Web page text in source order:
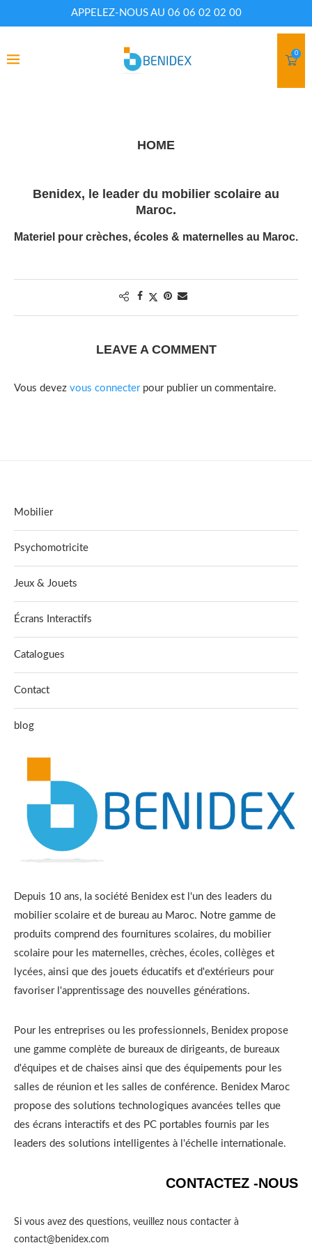
APPELEZ-NOUS AU 06 06 02 02 00
0
HOME
Benidex, le leader du mobilier scolaire au
Maroc.
Materiel pour crèches, écoles & maternelles au Maroc.
LEAVE A COMMENT
Vous devez vous connecterpour publier un commentaire.
Mobilier
Psychomotricite
Jeux & Jouets
Écrans Interactifs
Catalogues
Contact
blog
Depuis 10 ans, la société Benidex est l'un des leaders du
mobilier scolaire et de bureau au Maroc. Notre gamme de
produits comprend des fournitures scolaires, du mobilier
scolaire pour les maternelles, crèches, écoles, collèges et
lycées, ainsi que des jouets éducatifs et d'extérieurs pour
favoriser l'apprentissage des nouvelles générations.
Pour les entreprises ou les professionnels, Benidex propose
une gamme complète de bureaux de dirigeants, de bureaux
d'équipes et de chaises ainsi que des équipements pour les
salles de réunion et les salles de conférence. Benidex Maroc
propose des solutions technologiques avancées telles que
des écrans interactifs et des PC portables fournis par les
leaders des solutions intelligentes à l'échelle internationale.
CONTACTEZ -NOUS
Si vous avez des questions, veuillez nous contacter à
contact@benidex.com